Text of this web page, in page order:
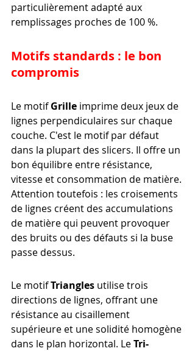
particulièrement adapté aux
remplissages proches de 100 %.
Motifs standards : le bon
compromis
Le motif Grille imprime deux jeux de
lignes perpendiculaires sur chaque
couche. C'est le motif par défaut
dans la plupart des slicers. Il offre un
bon équilibre entre résistance,
vitesse et consommation de matière.
Attention toutefois : les croisements
de lignes créent des accumulations
de matière qui peuvent provoquer
des bruits ou des défauts si la buse
passe dessus.
Le motif Triangles utilise trois
directions de lignes, offrant une
résistance au cisaillement
supérieure et une solidité homogène
dans le plan horizontal. Le Tri-